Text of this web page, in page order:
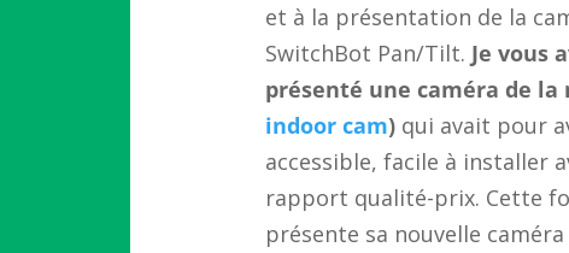
et à la présentation de la
SwitchBot Pan/Tilt. Je vous
présenté une caméra de la
indoor cam) qui avait pour
accessible, facile à installer
rapport qualité-prix. Cette
présente sa nouvelle